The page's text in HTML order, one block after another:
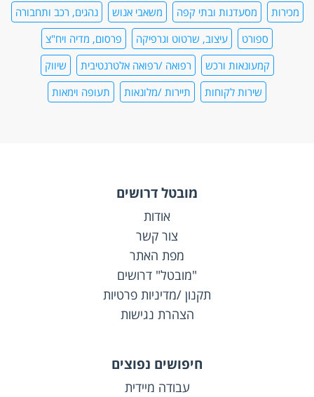
מכירות
מסעדנות ובתי קפה משאבי אנוש
נהגים, רכב ותחבורה
ספורט
עיצוב, שרטוט וגרפיקה
פרסום, מדיה ויח"צ
קמעונאות ורכש
רפואה /רפואה אלטרנטיבית
שיווק
שירות לקוחות
תיירות /מלונאות תעופה וימאות
מובטל דרושים
אודות
צור קשר
מפת האתר
"מובטל" דרושים
תקנון /מדיניות פרטיות
הצהרת נגישות
חיפושים נפוצים
עבודה מיידית